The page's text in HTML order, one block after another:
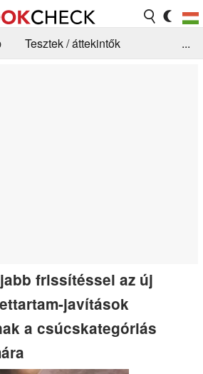
Tesztek / áttekintők
...
frissítéssel az új
javítások
a csúcskategóriás